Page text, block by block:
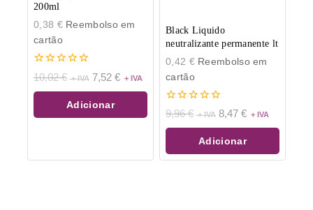
200ml
0,38 €Reembolso em
cartão
0
de
5
10,02€ 7,52 €
Adicionar
Black Liquido
neutralizante permanente lt
0,42 €Reembolso em
cartão
0
de
5
9,96€ 8,47 €
Adicionar